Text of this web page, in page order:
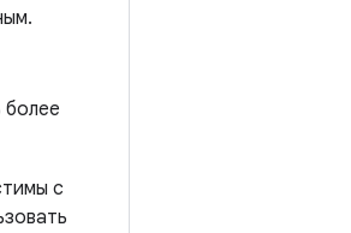
более
с